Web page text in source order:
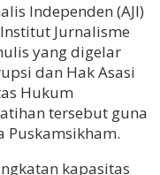
Independen (AJI)
Jurnalisme
yang digelar
dan Hak Asasi
Hukum
tersebut guna
Puskamsikham.
kapasitas